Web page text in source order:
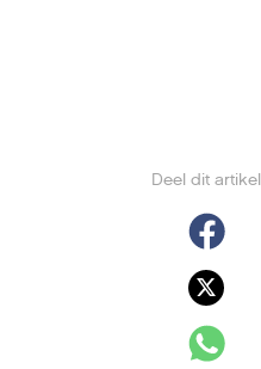
Deel dit artikel